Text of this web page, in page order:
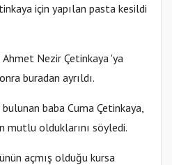
için yapılan pasta kesildi
Nezir Çetinkaya 'ya
buradan ayrıldı.
baba Cuma Çetinkaya,
mutlu olduklarını söyledi.
açmış olduğu kursa